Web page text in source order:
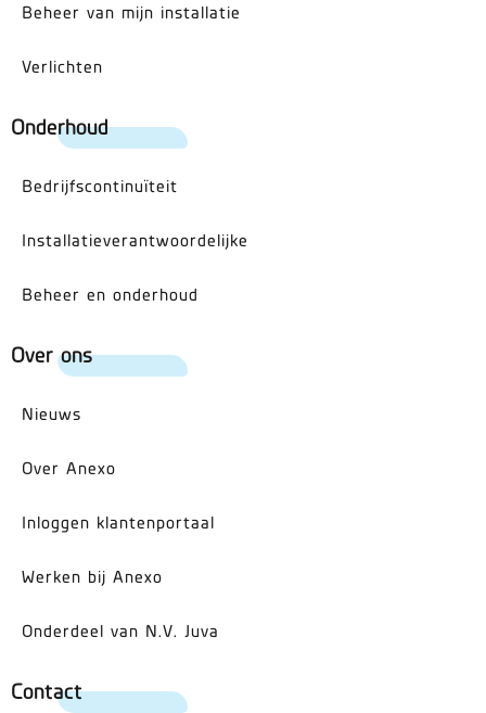
Beheer van mijn installatie
Verlichten
Onderhoud
Bedrijfscontinuïteit
Installatieverantwoordelijke
Beheer en onderhoud
Over ons
Nieuws
Over Anexo
Inloggen klantenportaal
Werken bij Anexo
Onderdeel van N.V. Juva
Contact